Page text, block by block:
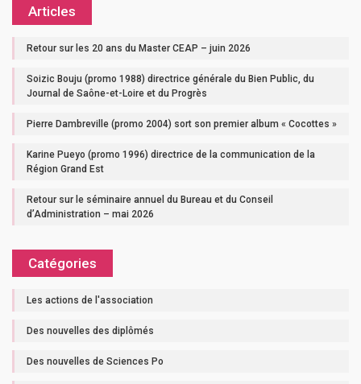
Articles
Retour sur les 20 ans du Master CEAP – juin 2026
Soizic Bouju (promo 1988) directrice générale du Bien Public, du
Journal de Saône-et-Loire et du Progrès
Pierre Dambreville (promo 2004) sort son premier album « Cocottes »
Karine Pueyo (promo 1996) directrice de la communication de la
Région Grand Est
Retour sur le séminaire annuel du Bureau et du Conseil
d’Administration – mai 2026
Catégories
Les actions de l'association
Des nouvelles des diplômés
Des nouvelles de Sciences Po